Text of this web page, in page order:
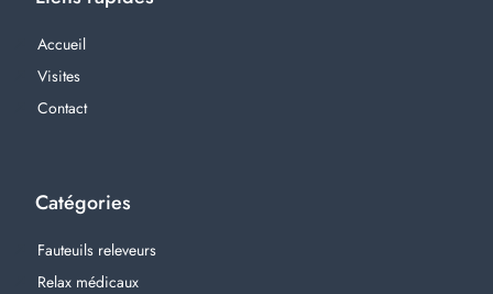
Accueil
Visites
Contact
Catégories
Fauteuils releveurs
Relax médicaux